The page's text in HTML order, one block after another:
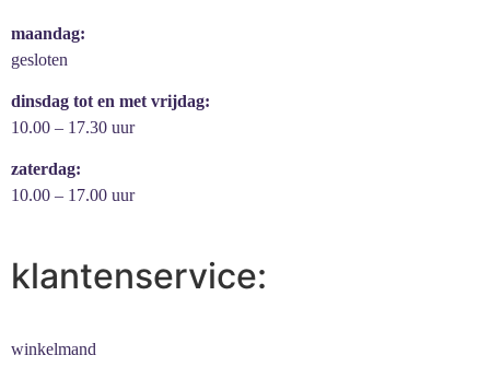
maandag:
gesloten
dinsdag tot en met vrijdag:
10.00 – 17.30 uur
zaterdag:
10.00 – 17.00 uur
klantenservice:
winkelmand